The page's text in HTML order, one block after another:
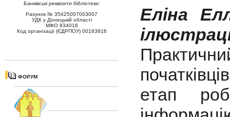
Банківські реквізити бібліотеки:
Рахунок № 35425007003007
УДК у Донецькій області
МФО 834016
Код організації (ЄДРПОУ) 00183816
ФОРУМ
Еліна
етап